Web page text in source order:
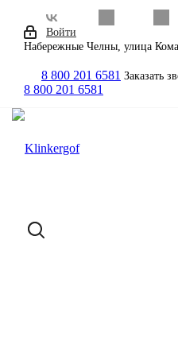
Войти
Набережные Челны, улица
8 800 201 6581
8 800 201 6581
Заказать